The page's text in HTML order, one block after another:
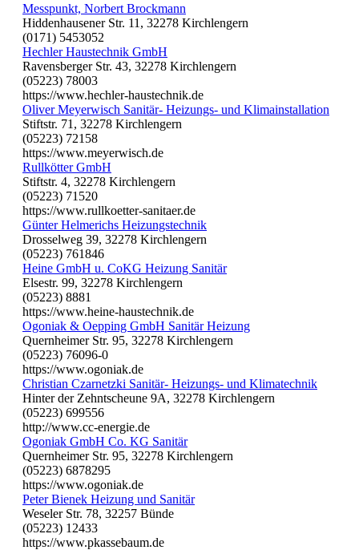
Messpunkt, Norbert Brockmann
Hiddenhausener Str. 11, 32278 Kirchlengern
(0171) 5453052
Hechler Haustechnik GmbH
Ravensberger Str. 43, 32278 Kirchlengern
(05223) 78003
https://www.hechler-haustechnik.de
Oliver Meyerwisch Sanitär- Heizungs- und Klimainstallation
Stiftstr. 71, 32278 Kirchlengern
(05223) 72158
https://www.meyerwisch.de
Rullkötter GmbH
Stiftstr. 4, 32278 Kirchlengern
(05223) 71520
https://www.rullkoetter-sanitaer.de
Günter Helmerichs Heizungstechnik
Drosselweg 39, 32278 Kirchlengern
(05223) 761846
Heine GmbH u. CoKG Heizung Sanitär
Elsestr. 99, 32278 Kirchlengern
(05223) 8881
https://www.heine-haustechnik.de
Ogoniak & Oepping GmbH Sanitär Heizung
Quernheimer Str. 95, 32278 Kirchlengern
(05223) 76096-0
https://www.ogoniak.de
Christian Czarnetzki Sanitär- Heizungs- und Klimatechnik
Hinter der Zehntscheune 9A, 32278 Kirchlengern
(05223) 699556
http://www.cc-energie.de
Ogoniak GmbH Co. KG Sanitär
Quernheimer Str. 95, 32278 Kirchlengern
(05223) 6878295
https://www.ogoniak.de
Peter Bienek Heizung und Sanitär
Weseler Str. 78, 32257 Bünde
(05223) 12433
https://www.pkassebaum.de